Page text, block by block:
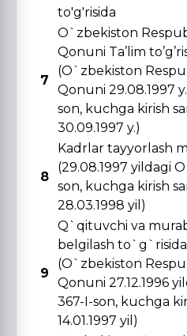
to'g'risida
7
O`zbekiston
Qonuni Ta’lim
(O`zbekiston
Qonuni 29.08.1997
son, kuchga kirish
30.09.1997 y.)
8
Kadrlar tayyorlash
(29.08.1997 yildagi
son, kuchga kirish
28.03.1998 yil)
9
Q`qituvchi va
belgilash to`g`risida
(O`zbekiston
Qonuni 27.12.1996
367-I-son, kuchga
14.01.1997 yil)